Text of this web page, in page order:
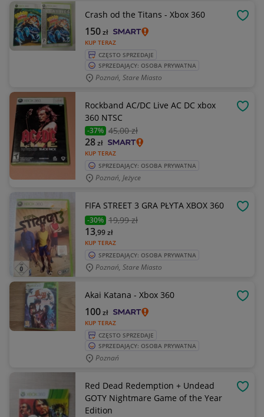
Crash od the Titans - Xbox 360
KUP TERAZ
150zł
CZĘSTO SPRZEDAJE
SPRZEDAJĄCY: OSOBA PRYWATNA
Poznań, Stare Miasto
Rockband AC/DC Live AC DC xbox
360 NTSC
-37% 45,00 zł
KUP TERAZ
28zł
SPRZEDAJĄCY: OSOBA PRYWATNA
Poznań, Jeżyce
FIFA STREET 3 GRA PŁYTA XBOX 360
-30% 19,99 zł
KUP TERAZ
13,99zł
SPRZEDAJĄCY: OSOBA PRYWATNA
Poznań, Stare Miasto
Akai Katana - Xbox 360
KUP TERAZ
100zł
CZĘSTO SPRZEDAJE
SPRZEDAJĄCY: OSOBA PRYWATNA
Poznań
Red Dead Redemption + Undead
GOTY Nightmare Game of the Year
Edition